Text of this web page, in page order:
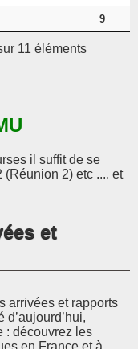
9
11 éléments
il suffit de se
2) etc .... et
et
arrivées et rapports
: découvrez les
en France et à